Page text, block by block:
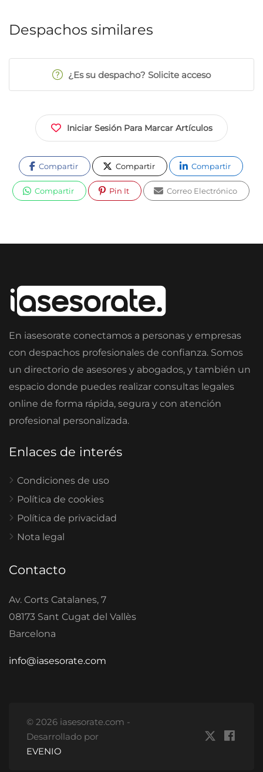
Despachos similares
¿Es su despacho? Solicite acceso
Iniciar Sesión Para Marcar Artículos
Compartir Compartir Compartir
Compartir Pin It Correo Electrónico
En iasesorate conectamos a personas y empresas
con despachos profesionales de confianza. Somos
un directorio de asesores y abogados, y también un
espacio donde puedes realizar consultas legales
online de forma rápida, segura y con atención
profesional personalizada.
Enlaces de interés
Condiciones de uso
Política de cookies
Política de privacidad
Nota legal
Contacto
Av. Corts Catalanes, 7
08173 Sant Cugat del Vallès
Barcelona
info@iasesorate.com
© 2026 iasesorate.com -
Desarrollado por
EVENIO